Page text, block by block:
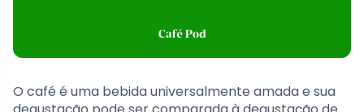
O café é uma bebida universalmente amada e sua